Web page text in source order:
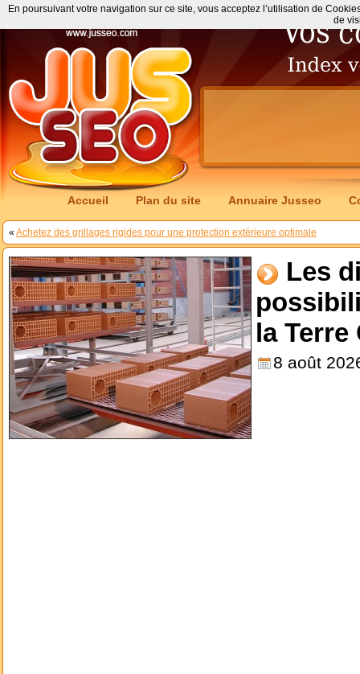
Accueil Plan du site Annuaire Jusseo
« Achetez des grillages rigides pour une protection extérieure optimale
Les
la Terre
8 août
En poursuivant votre navigation sur ce site, vous acceptez l’utilisation de
de